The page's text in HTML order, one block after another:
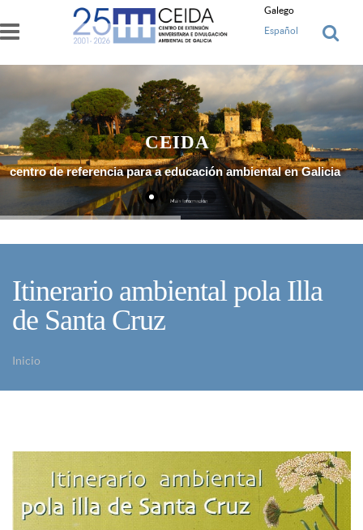
Ir o contido principal
Galego
Español
centro de referencia para a educación ambiental en Galicia
Máis Información
CEIDA
Itinerario ambiental pola Illa
de Santa Cruz
Inicio